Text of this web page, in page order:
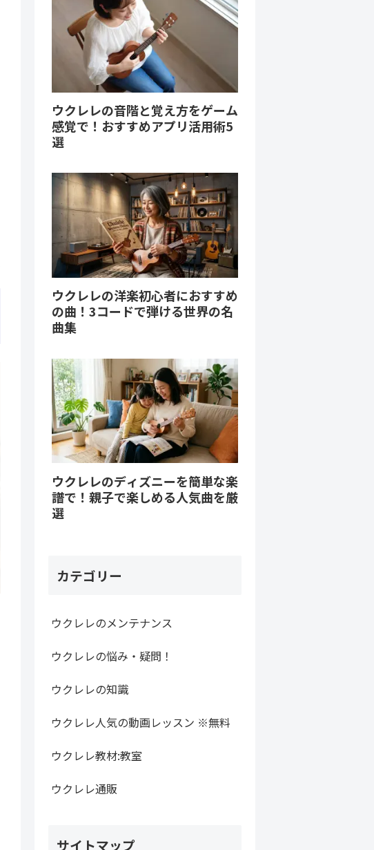
ウクレレの音階と覚え方をゲーム
感覚で！おすすめアプリ活用術5
選
ウクレレの洋楽初心者におすすめ
の曲！3コードで弾ける世界の名
曲集
ウクレレのディズニーを簡単な楽
譜で！親子で楽しめる人気曲を厳
選
カテゴリー
ウクレレのメンテナンス
ウクレレの悩み・疑問！
ウクレレの知識
ウクレレ人気の動画レッスン ※無料
ウクレレ教材:教室
ウクレレ通販
サイトマップ